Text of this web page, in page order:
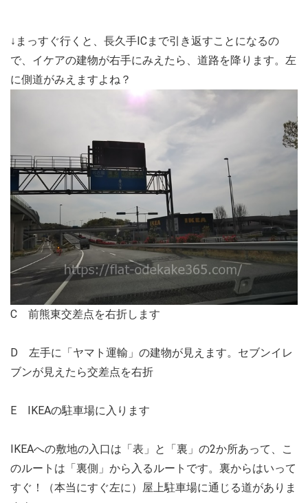
↓まっすぐ行くと、長久手ICまで引き返すことになるの
で、イケアの建物が右手にみえたら、道路を降ります。左
に側道がみえますよね？
C 前熊東交差点を右折します
D 左手に「ヤマト運輸」の建物が見えます。セブンイレ
ブンが見えたら交差点を右折
E IKEAの駐車場に入ります
IKEAへの敷地の入口は「表」と「裏」の2か所あって、こ
のルートは「裏側」から入るルートです。裏からはいって
すぐ！（本当にすぐ左に）屋上駐車場に通じる道がありま